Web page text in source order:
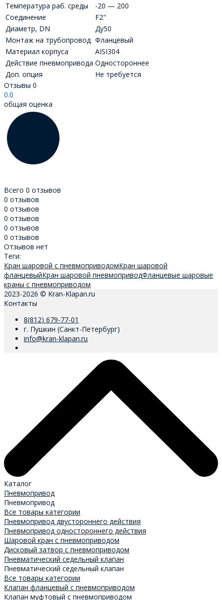
Температура раб. среды
-20 — 200
Соединение
F2"
Диаметр, DN
Ду50
Монтаж на трубопровод Фланцевый
Материал корпуса
AISI304
Действие пневмопривода Одностороннее
Доп. опция
Не требуется
Отзывы 0
0.0
общая оценка
Всего 0 отзывов
0 отзывов
0 отзывов
0 отзывов
0 отзывов
0 отзывов
Отзывов нет
Теги:
Кран шаровой с пневмоприводомКран шаровой
фланцевыйКран шаровой пневмоприводФланцевые шаровые
краны с пневмоприводом
2023-2026 © Kran-Klapan.ru
Контакты
8(812) 679-77-01
г. Пушкин (Санкт-Петербург)
info@kran-klapan.ru
Каталог
Пневмопривод
Пневмопривод
Все товары категории
Пневмопривод двустороннего действия
Пневмопривод одностороннего действия
Шаровой кран с пневмоприводом
Дисковый затвор с пневмоприводом
Пневматический седельный клапан
Пневматический седельный клапан
Все товары категории
Клапан фланцевый с пневмоприводом
Клапан муфтовый с пневмоприводом